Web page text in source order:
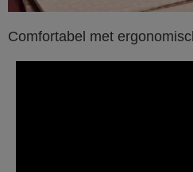
Comfortabel met